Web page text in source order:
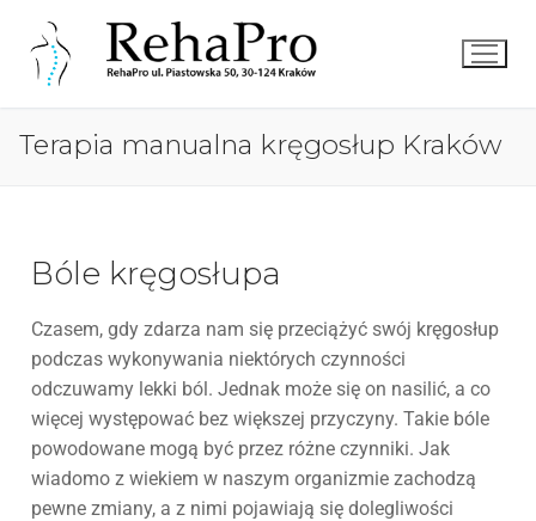
Terapia manualna kręgosłup Kraków
Bóle kręgosłupa
Czasem, gdy zdarza nam się przeciążyć swój kręgosłup
podczas wykonywania niektórych czynności
odczuwamy lekki ból. Jednak może się on nasilić, a co
więcej występować bez większej przyczyny. Takie bóle
powodowane mogą być przez różne czynniki. Jak
wiadomo z wiekiem w naszym organizmie zachodzą
pewne zmiany, a z nimi pojawiają się dolegliwości